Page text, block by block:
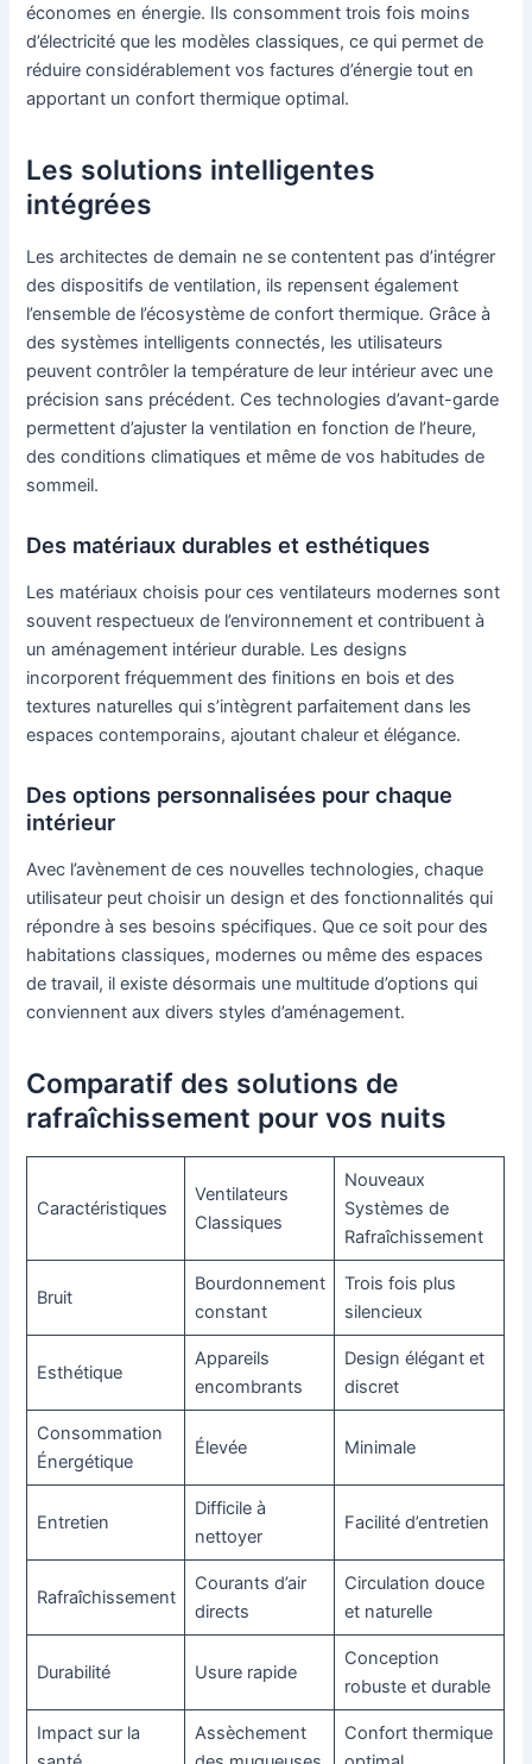
économes en énergie. Ils consomment trois fois moins
d’électricité que les modèles classiques, ce qui permet de
réduire considérablement vos factures d’énergie tout en
apportant un confort thermique optimal.
Les solutions intelligentes
intégrées
Les architectes de demain ne se contentent pas d’intégrer
des dispositifs de ventilation, ils repensent également
l’ensemble de l’écosystème de confort thermique. Grâce à
des systèmes intelligents connectés, les utilisateurs
peuvent contrôler la température de leur intérieur avec une
précision sans précédent. Ces technologies d’avant-garde
permettent d’ajuster la ventilation en fonction de l’heure,
des conditions climatiques et même de vos habitudes de
sommeil.
Des matériaux durables et esthétiques
Les matériaux choisis pour ces ventilateurs modernes sont
souvent respectueux de l’environnement et contribuent à
un aménagement intérieur durable. Les designs
incorporent fréquemment des finitions en bois et des
textures naturelles qui s’intègrent parfaitement dans les
espaces contemporains, ajoutant chaleur et élégance.
Des options personnalisées pour chaque
intérieur
Avec l’avènement de ces nouvelles technologies, chaque
utilisateur peut choisir un design et des fonctionnalités qui
répondre à ses besoins spécifiques. Que ce soit pour des
habitations classiques, modernes ou même des espaces
de travail, il existe désormais une multitude d’options qui
conviennent aux divers styles d’aménagement.
Comparatif des solutions de
rafraîchissement pour vos nuits
Caractéristiques
Ventilateurs
Classiques
Nouveaux
Systèmes de
Rafraîchissement
Bruit
Bourdonnement
constant
Trois fois plus
silencieux
Esthétique
Appareils
encombrants
Design élégant et
discret
Consommation
Énergétique
Élevée Minimale
Entretien
Difficile à
nettoyer
Facilité d’entretien
Rafraîchissement
Courants d’air
directs
Circulation douce
et naturelle
Durabilité Usure rapide
Conception
robuste et durable
Impact sur la
Assèchement
Confort thermique